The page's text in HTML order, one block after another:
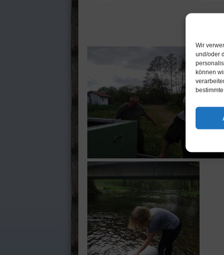
Wir
und/oder
können